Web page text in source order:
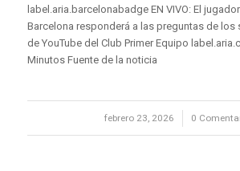
label.aria.barcelonabadge EN VIVO: El
Barcelona responderá a las preguntas de los
de YouTube del Club Primer Equipo
Minutos Fuente de la noticia
febrero 23, 2026
/ 0